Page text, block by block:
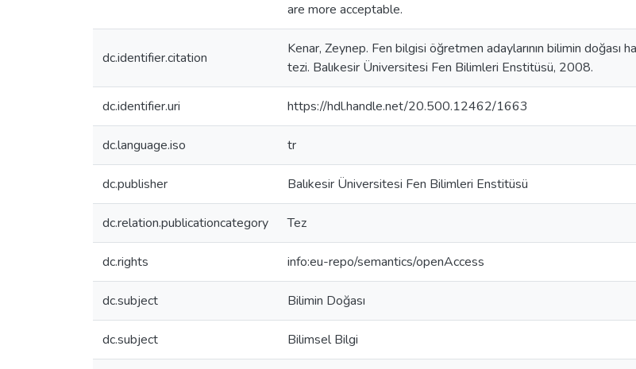
are more acceptable.
dc.identifier.citation
Kenar, Zeynep. Fen bilgisi öğretmen adaylarının bilimin doğası
tezi. Balıkesir Üniversitesi Fen Bilimleri Enstitüsü, 2008.
dc.identifier.uri https://hdl.handle.net/20.500.12462/1663
dc.language.iso tr
dc.publisher Balıkesir Üniversitesi Fen Bilimleri Enstitüsü
dc.relation.publicationcategory Tez
dc.rights info:eu-repo/semantics/openAccess
dc.subject Bilimin Doğası
dc.subject Bilimsel Bilgi